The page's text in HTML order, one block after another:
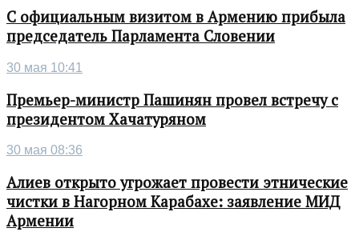
С официальным визитом в Армению прибыла
председатель Парламента Словении
30 мая 10:41
Премьер-министр Пашинян провел встречу с
президентом Хачатуряном
30 мая 08:36
Алиев открыто угрожает провести этнические
чистки в Нагорном Карабахе: заявление МИД
Армении